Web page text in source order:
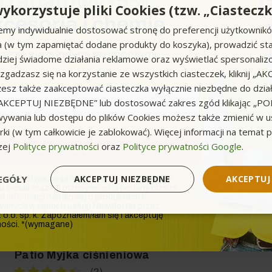
Wydajność tłoczenia [l/h]:
550 −
NILFISK Premium 200-15 EU (3,3
kW, 200bar, 650l/h) Myjka
ciśnieniowa
Moc urządzenia [W]:3300.00
Ciśnienie maksymalne [bar]: 200.00
Wydajność tłoczenia [l/h]:650.000
Dostawa
−
NILFISK PREMIUM 190-12 POWER
Patio Myjka ciśnieniowa
Dostawa 0zł
pliki Cookies (tzw.
indywidualnie dostosować stronę do preferencji
(w tym zapamiętać dodane produkty do koszyka), prowadzić
świadome działania reklamowe oraz wyświetlać
się na korzystanie ze wszystkich ciasteczek, kliknij
także zaakceptować ciasteczka wyłącznie niezbędne do
NIEZBĘDNE” lub dostosować zakres zgód klikając
lub dostępu do plików Cookies możesz także zmienić w
(w tym całkowicie je zablokować). Więcej informacji na temat
Polityce prywatności oraz Polityce prywatności Google.
AKCEPTUJ NIEZBĘDNE
i chemię
się z innymi promocjami.
Zapisuję się
na przetwarzanie moich danych osobowych
e-mail oraz na przesyłanie na podany przeze
sp. k. Zapoznałem/łam się i akceptuję
*(wymagane)